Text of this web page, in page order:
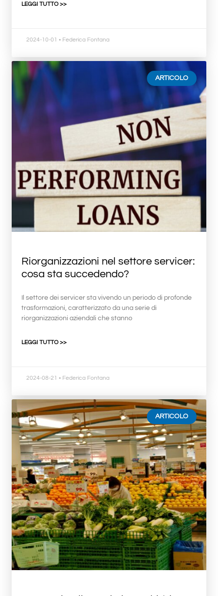
LEGGI TUTTO >>
2024-10-01 • Federica Fontana
Riorganizzazioni nel settore servicer:
cosa sta succedendo?
Il settore dei servicer sta vivendo un periodo di profonde
trasformazioni, caratterizzato da una serie di
riorganizzazioni aziendali che stanno
LEGGI TUTTO >>
ARTICOLO
2024-08-21 • Federica Fontana
ARTICOLO